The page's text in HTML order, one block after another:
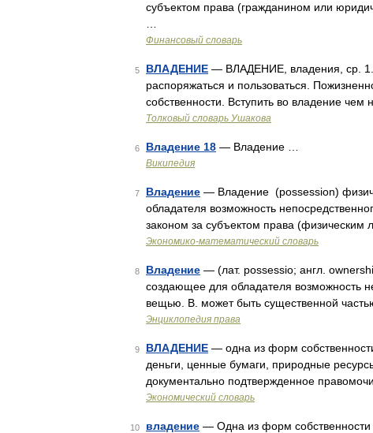
субъектом права (гражданином или
Финансовый словарь
5 ВЛАДЕНИЕ — ВЛАДЕНИЕ, владения, ср. 1.
распоряжаться и пользоваться.
собственности. Вступить во владение
Толковый словарь Ушакова
6 Владение 18 — Владение …
Википедия
7 Владение — Владение (possession)
обладателя возможность
законом за субъектом права
Экономико-математический словарь
8 Владение — (лат. possessio; англ.
создающее для обладателя возможность
вещью. В. может быть существенной
Энциклопедия права
9 ВЛАДЕНИЕ — одна из форм
деньги, ценные бумаги, природные
документально подтвержденное
Экономический словарь
10 владение — Одна из форм собственности